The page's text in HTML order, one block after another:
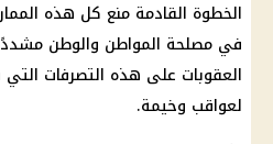
الخطوة القادمة منع كل هذه
في مصلحة المواطن والوطن
العقوبات على هذه التصرفات
لعواقب وخيمة.